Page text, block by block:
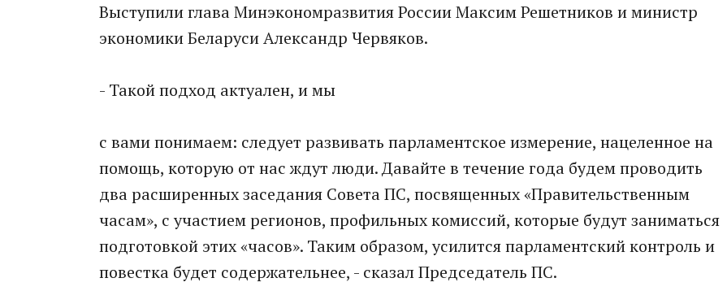
Выступили глава Минэкономразвития России Максим Решетников и министр
экономики Беларуси Александр Червяков.
- Такой подход актуален, и мы
с вами понимаем: следует развивать парламентское измерение, нацеленное на
помощь, которую от нас ждут люди. Давайте в течение года будем проводить
два расширенных заседания Совета ПС, посвященных «Правительственным
часам», с участием регионов, профильных комиссий, которые будут заниматься
подготовкой этих «часов». Таким образом, усилится парламентский контроль и
повестка будет содержательнее, - сказал Председатель ПС.